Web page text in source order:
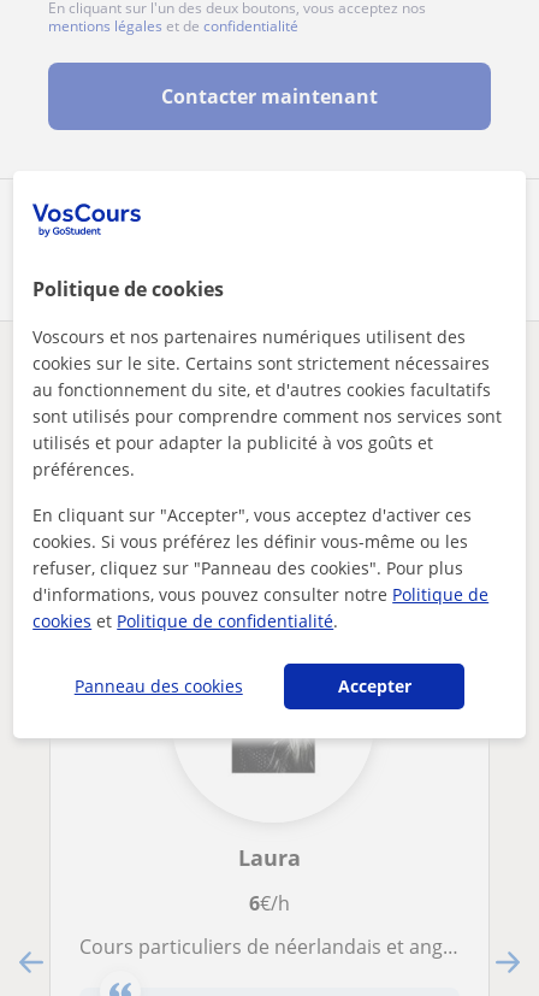
Partagez ce professeur
En cliquant sur l'un des deux boutons, vous acceptez nos
mentions légales et de confidentialité
Contacter maintenant
Des problèmes avec ce profil ?Signalez-le
Vos cours particuliers Néerlandais
City of Brussels
etudiant bilingue françaisnéerlandais
Autres profs de Néerlandais à City of
Brussels susceptibles de vous intéresser
Laura
6€/h
Cours particuliers de néerlandais et anglais par un professeur passionné et expérimenté
Politique de cookies
Voscours et nos partenaires numériques utilisent des
cookies sur le site. Certains sont strictement nécessaires
au fonctionnement du site, et d'autres cookies facultatifs
sont utilisés pour comprendre comment nos services sont
utilisés et pour adapter la publicité à vos goûts et
préférences.
En cliquant sur "Accepter", vous acceptez d'activer ces
cookies. Si vous préférez les définir vous-même ou les
refuser, cliquez sur "Panneau des cookies". Pour plus
d'informations, vous pouvez consulter notre Politique de
cookies et Politique de confidentialité.
Panneau des cookies Accepter